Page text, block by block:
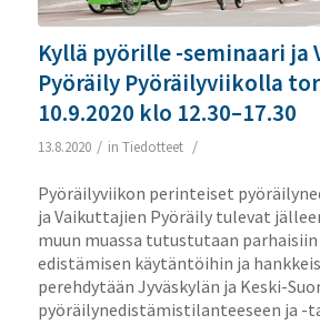
Kyllä pyörille -seminaari
Pyöräily Pyöräilyviikolla
10.9.2020 klo 12.30–17.30
13.8.2020 / in Tiedotteet /
Pyöräilyviikon perinteiset
ja Vaikuttajien Pyöräily tulevat
muun muassa tutustutaan
edistämisen käytäntöihin ja
perehdytään Jyväskylän ja Keski-
pyöräilynedistämistilanteeseen ja -